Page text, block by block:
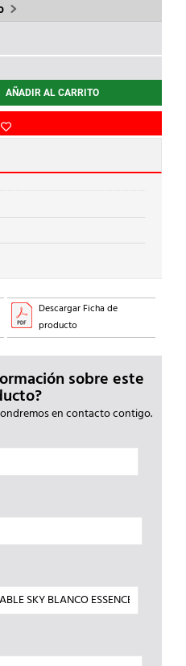
AÑADIR AL CARRITO
Descargar Ficha de
producto
sobre este
en contacto contigo.